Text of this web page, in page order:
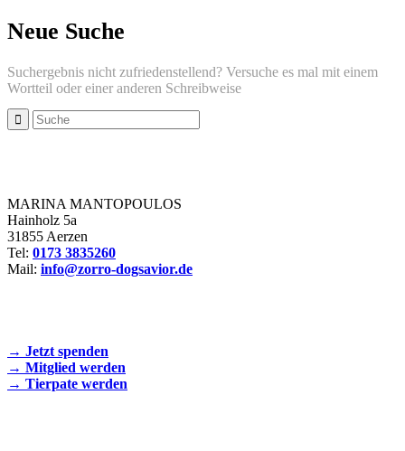
Neue Suche
Suchergebnis nicht zufriedenstellend? Versuche es mal mit einem
Wortteil oder einer anderen Schreibweise
MARINA MANTOPOULOS
Hainholz 5a
31855 Aerzen
Tel: 0173 3835260
Mail: info@zorro-dogsavior.de
→ Jetzt spenden
→ Mitglied werden
→ Tierpate werden